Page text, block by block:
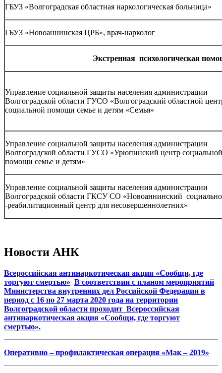
ГБУЗ «Волгоградская областная наркологическая больница»
ГБУЗ «Новоаннинская ЦРБ», врач-нарколог
Экстренная психологическая
Управление социальной защиты населения администрации
Волгоградской области ГУСО «Волгоградский областной
социальной помощи семье и детям «Семья»
Управление социальной защиты населения администрации
Волгоградской области ГУСО «Урюпинский центр социальной
помощи семье и детям»
Управление социальной защиты населения администрации
Волгоградской области ГКСУ СО «Новоаннинский социально
-реабилитационный центр для несовершеннолетних»
Новости АНК
Всероссийская антинаркотическая акция «Сообщи, где
торгуют смертью» В соответствии с планом мероприятий
Министерства внутренних дел Российской Федерации в
период с 16 по 27 марта 2020 года на территории
Волгоградской области проходит Всероссийская
антинаркотическая акция «Сообщи, где торгуют
смертью».
Оперативно – профилактическая операция «Мак – 2019»